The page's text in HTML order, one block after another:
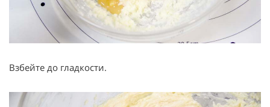
Взбейте до гладкости.